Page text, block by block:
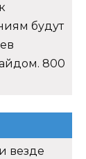
будут
800
везде